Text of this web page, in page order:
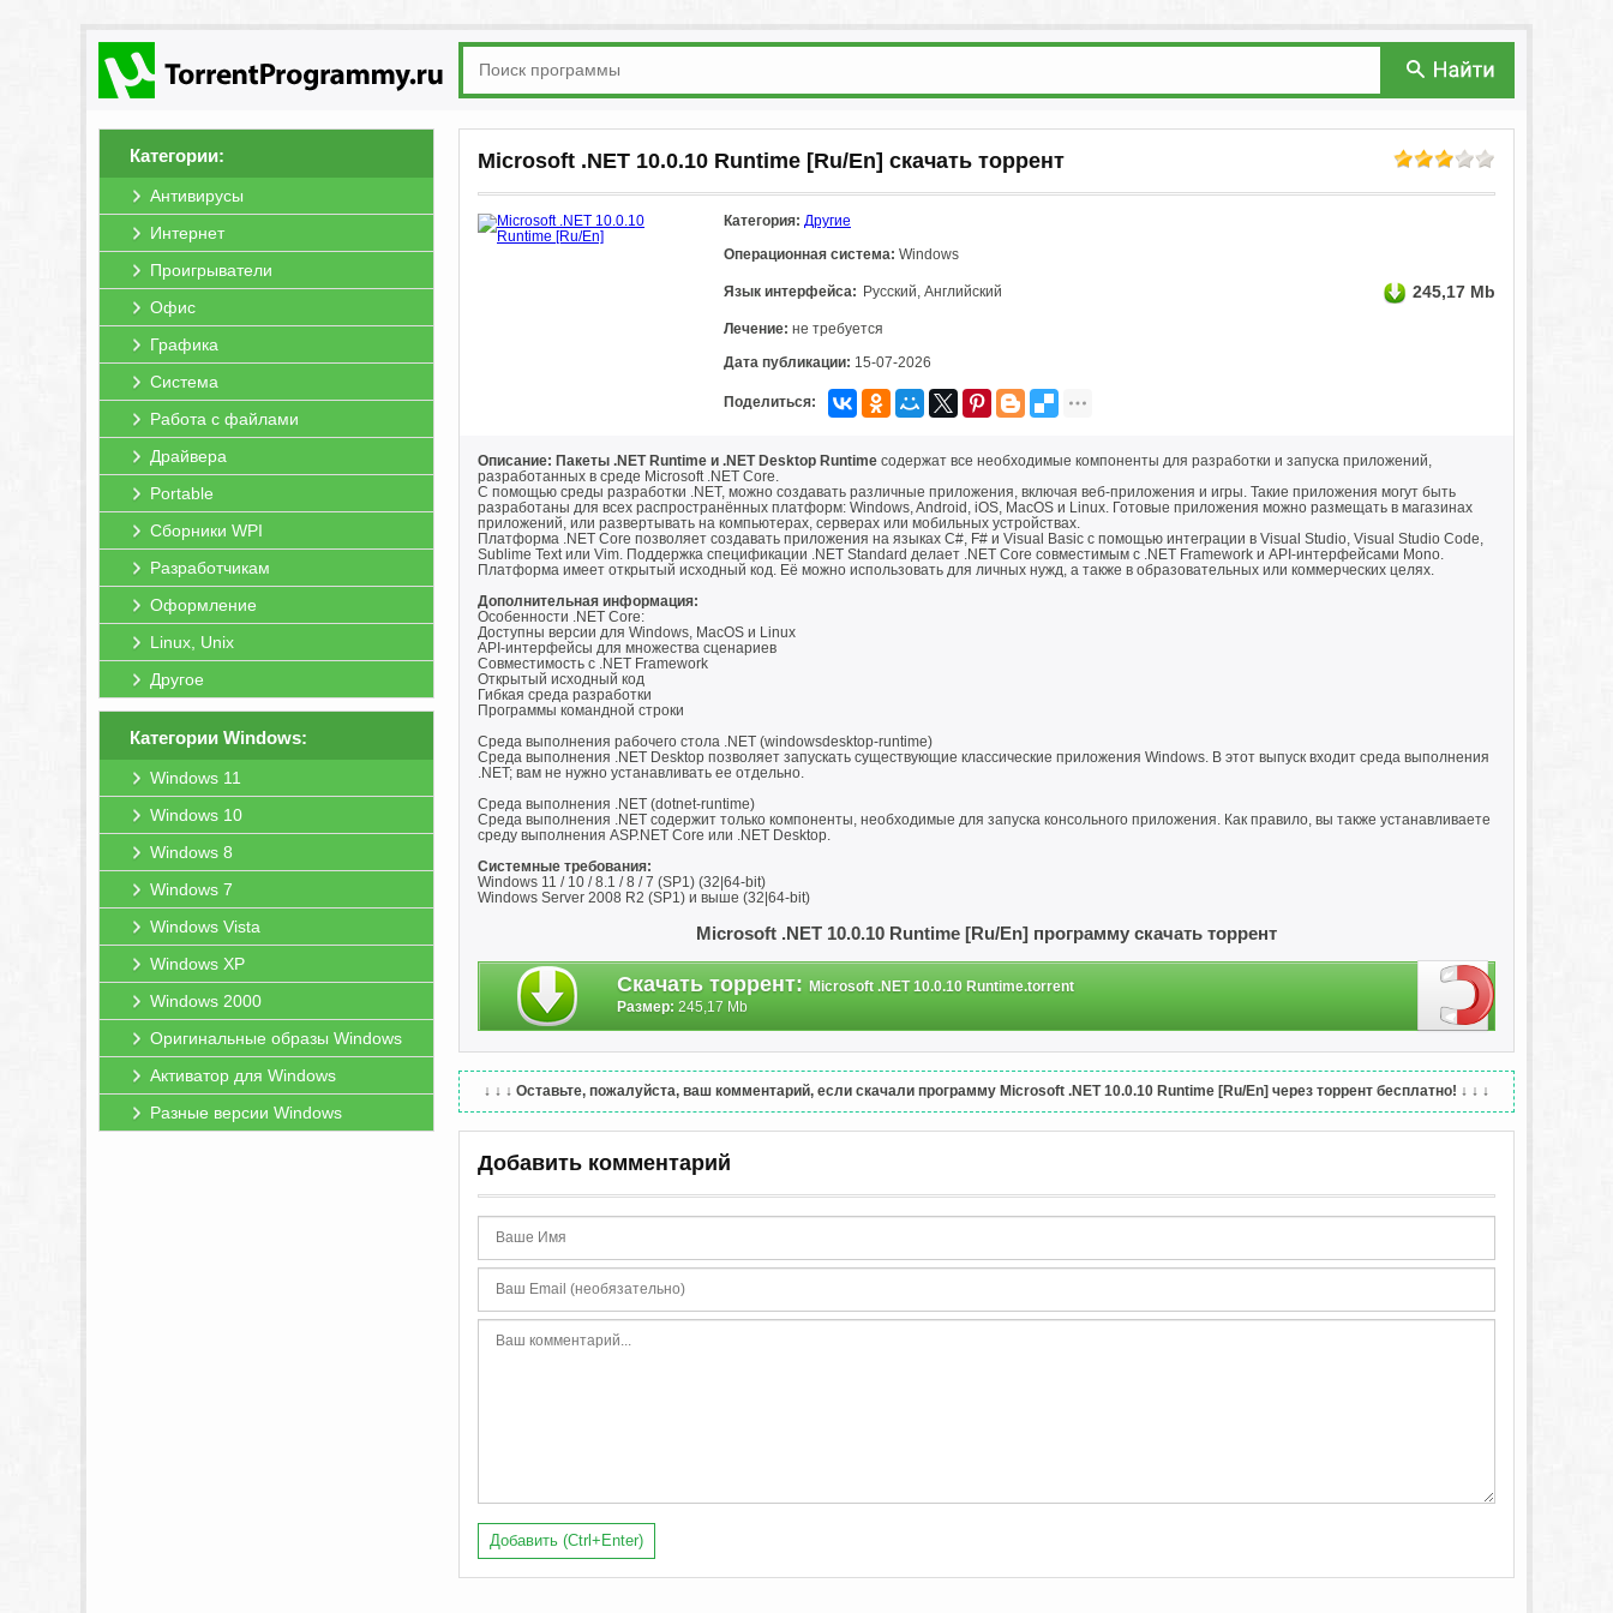
Категории:
Антивирусы
Интернет
Проигрыватели
Офис
Графика
Система
Работа с файлами
Драйвера
Portable
Сборники WPI
Разработчикам
Оформление
Linux, Unix
Другое
Категории Windows:
Windows 11
Windows 10
Windows 8
Windows 7
Windows Vista
Windows XP
Windows 2000
Оригинальные образы Windows
Активатор для Windows
Разные версии Windows
Microsoft .NET 10.0.10 Runtime [Ru/En] скачать торрент
Категория: Другие
Операционная система: Windows
Язык интерфейса: Русский, Английский 245,17 Mb
Лечение: не требуется
Дата публикации: 15-07-2026
Поделиться:
Описание: Пакеты .NET Runtime и .NET Desktop Runtime содержат все необходимые компоненты для разработки и запуска приложений,
разработанных в среде Microsoft .NET Core.
С помощью среды разработки .NET, можно создавать различные приложения, включая веб-приложения и игры. Такие приложения могут быть
разработаны для всех распространённых платформ: Windows, Android, iOS, MacOS и Linux. Готовые приложения можно размещать в магазинах
приложений, или развертывать на компьютерах, серверах или мобильных устройствах.
Платформа .NET Core позволяет создавать приложения на языках C#, F# и Visual Basic с помощью интеграции в Visual Studio, Visual Studio Code,
Sublime Text или Vim. Поддержка спецификации .NET Standard делает .NET Core совместимым с .NET Framework и API-интерфейсами Mono.
Платформа имеет открытый исходный код. Её можно использовать для личных нужд, а также в образовательных или коммерческих целях.
Дополнительная информация:
Особенности .NET Core:
Доступны версии для Windows, MacOS и Linux
API-интерфейсы для множества сценариев
Совместимость с .NET Framework
Открытый исходный код
Гибкая среда разработки
Программы командной строки
Среда выполнения рабочего стола .NET (windowsdesktop-runtime)
Среда выполнения .NET Desktop позволяет запускать существующие классические приложения Windows. В этот выпуск входит среда выполнения
.NET; вам не нужно устанавливать ее отдельно.
Среда выполнения .NET (dotnet-runtime)
Среда выполнения .NET содержит только компоненты, необходимые для запуска консольного приложения. Как правило, вы также устанавливаете
среду выполнения ASP.NET Core или .NET Desktop.
Системные требования:
Windows 11 / 10 / 8.1 / 8 / 7 (SP1) (32|64-bit)
Windows Server 2008 R2 (SP1) и выше (32|64-bit)
Microsoft .NET 10.0.10 Runtime [Ru/En] программу скачать торрент
Скачать торрент: Microsoft .NET 10.0.10 Runtime.torrent
Размер: 245,17 Mb
↓ ↓ ↓ Оставьте, пожалуйста, ваш комментарий, если скачали программу Microsoft .NET 10.0.10 Runtime [Ru/En] через торрент бесплатно! ↓ ↓ ↓
Добавить комментарий
Добавить (Ctrl+Enter)